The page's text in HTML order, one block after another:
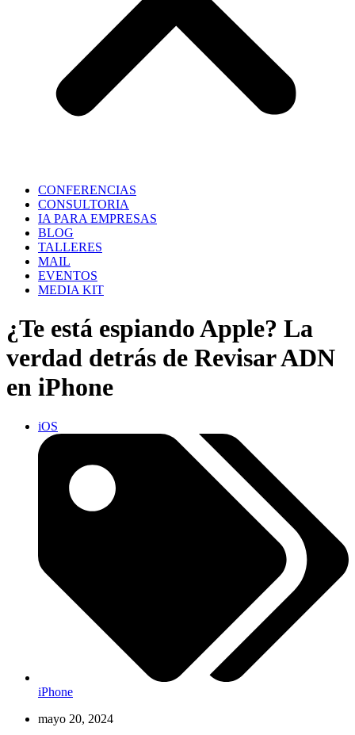
CONFERENCIAS
CONSULTORIA
IA PARA EMPRESAS
BLOG
TALLERES
MAIL
EVENTOS
MEDIA KIT
¿Te está espiando Apple? La
verdad detrás de Revisar ADN
en iPhone
iOS
iPhone
mayo 20, 2024